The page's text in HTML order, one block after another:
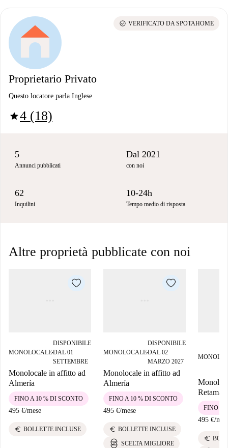
Proprietario Privato
Questo locatore parla Inglese
star4 (18)
check_circle VERIFICATO DA SPOTAHOME
5
Annunci pubblicati
Dal 2021
con noi
62
Inquilini
10-24h
Tempo medio di risposta
Altre proprietà pubblicate con noi
MONOLOCALE■
DISPONIBILE
DAL 01
SETTEMBRE
Monolocale in affitto ad
Almería
495 €/mese
FINO A 10 % DI SCONTO
euro BOLLETTE INCLUSE
MONOLOCALE■
DISPONIBILE
DAL 02
MARZO 2027
Monolocale in affitto ad
Almería
495 €/mese
FINO A 10 % DI SCONTO
euro BOLLETTE INCLUSE
SCELTA MIGLIORE
495 €/
FINO A
euro